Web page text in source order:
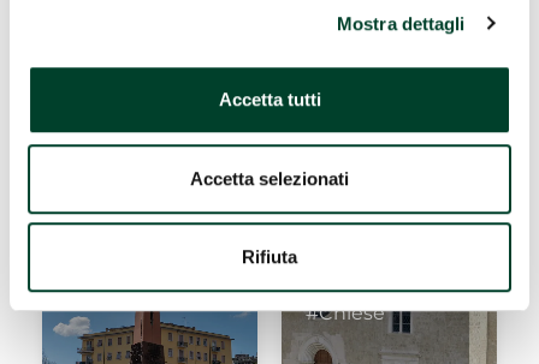
Mostra dettagli
Accetta tutti
Accetta selezionati
Rifiuta
Luce
#Arte urbana
San
#Chiese